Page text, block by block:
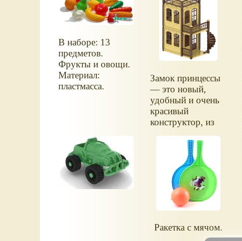
В наборе: 13
предметов.
Фрукты и овощи.
Материал:
пластмасса.
Замок принцессы
— это новый,
удобный и очень
красивый
конструктор, из
практически
любую
конфигурацию
кукольного дома.
Размер домика:
835 х 734 х 384
Ракетка с мячом.